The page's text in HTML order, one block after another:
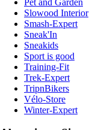
Slowood Interior
Smash-Expert
Sneak'In
Sneakids
Sport is good
Training-Fit
Trek-Expert
TripnBikers
Vélo-Store
Winter-Expert